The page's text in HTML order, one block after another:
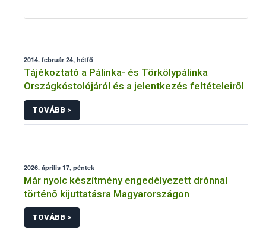
2014. február 24, hétfő
Tájékoztató a Pálinka- és Törkölypálinka
Országkóstolójáról és a jelentkezés feltételeiről
TOVÁBB >
2026. április 17, péntek
Már nyolc készítmény engedélyezett drónnal
történő kijuttatásra Magyarországon
TOVÁBB >